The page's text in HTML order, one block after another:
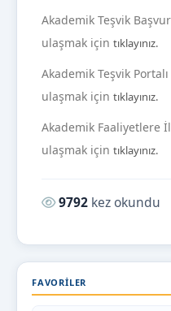
Akademik Teşvik
ulaşmak için tıklayınız.
Akademik Teşvik
ulaşmak için tıklayınız.
Akademik Faaliyetlere
ulaşmak için tıklayınız.
Okunma sayısı:
9792 kez okundu
FAVORILER